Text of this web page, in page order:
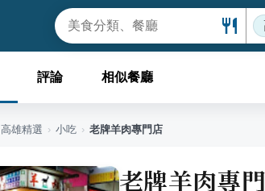
評論 相似餐廳
高雄精選 › 小吃 › 老牌羊肉專門店
老牌羊肉專